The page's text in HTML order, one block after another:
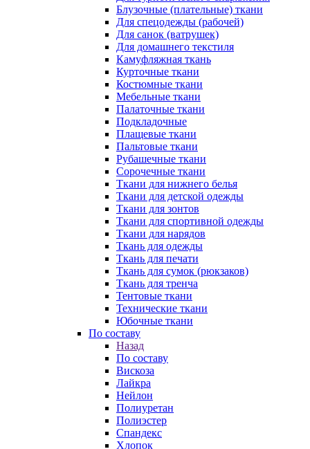
Блузочные (плательные) ткани
Для спецодежды (рабочей)
Для санок (ватрушек)
Для домашнего текстиля
Камуфляжная ткань
Курточные ткани
Костюмные ткани
Мебельные ткани
Палаточные ткани
Подкладочные
Плащевые ткани
Пальтовые ткани
Рубашечные ткани
Сорочечные ткани
Ткани для нижнего белья
Ткани для детской одежды
Ткани для зонтов
Ткани для спортивной одежды
Ткани для нарядов
Ткань для одежды
Ткань для печати
Ткань для сумок (рюкзаков)
Ткань для тренча
Тентовые ткани
Технические ткани
Юбочные ткани
По составу
Назад
По составу
Вискоза
Лайкра
Нейлон
Полиуретан
Полиэстер
Спандекс
Хлопок